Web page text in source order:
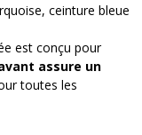
ceinture bleue
est conçu pour
assure un
toutes les